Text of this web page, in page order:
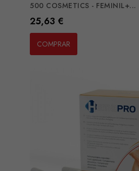
500 COSMETICS - FEMINIL+...
Preço
25,63 €
COMPRAR